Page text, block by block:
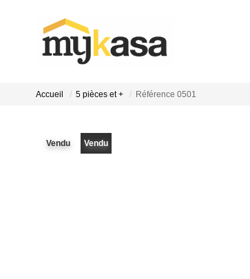
Accueil 5 pièces et + Référence 0501
Vendu Vendu